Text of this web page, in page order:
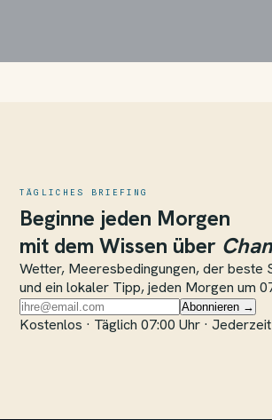
TÄGLICHES BRIEFING
Beginne jeden Morgen
mit dem Wissen über
Wetter, Meeresbedingungen, der beste
und ein lokaler Tipp, jeden Morgen um
Abonnieren →
Kostenlos · Täglich 07:00 Uhr ·